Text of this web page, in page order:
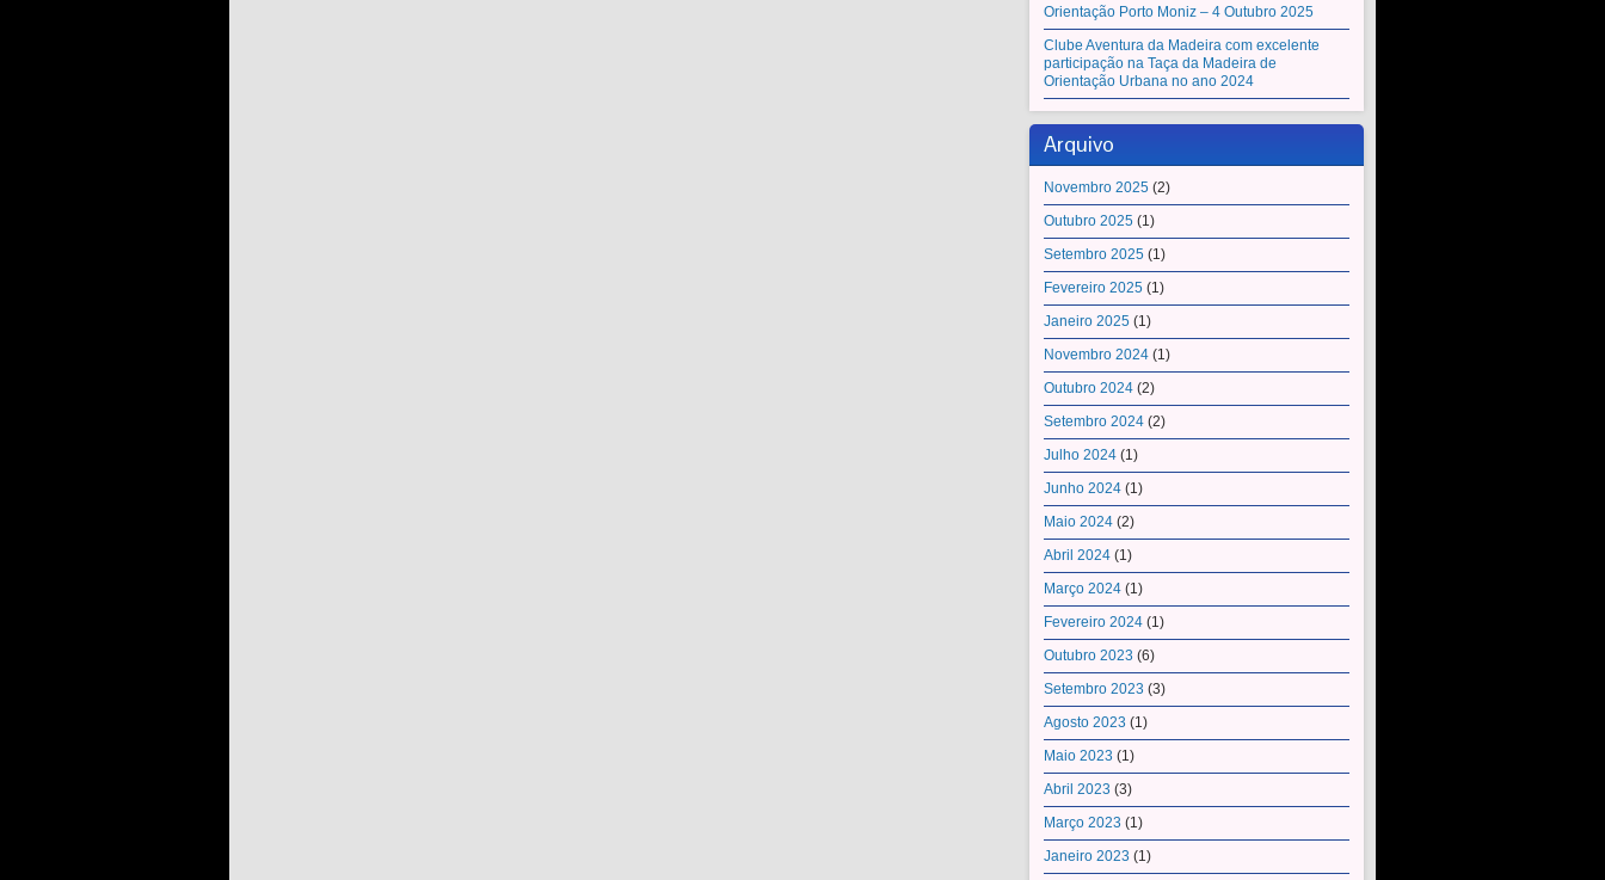
Orientação Porto Moniz – 4 Outubro 2025
Clube Aventura da Madeira com excelente
participação na Taça da Madeira de
Orientação Urbana no ano 2024
Arquivo
Novembro 2025 (2)
Outubro 2025 (1)
Setembro 2025 (1)
Fevereiro 2025 (1)
Janeiro 2025 (1)
Novembro 2024 (1)
Outubro 2024 (2)
Setembro 2024 (2)
Julho 2024 (1)
Junho 2024 (1)
Maio 2024 (2)
Abril 2024 (1)
Março 2024 (1)
Fevereiro 2024 (1)
Outubro 2023 (6)
Setembro 2023 (3)
Agosto 2023 (1)
Maio 2023 (1)
Abril 2023 (3)
Março 2023 (1)
Janeiro 2023 (1)